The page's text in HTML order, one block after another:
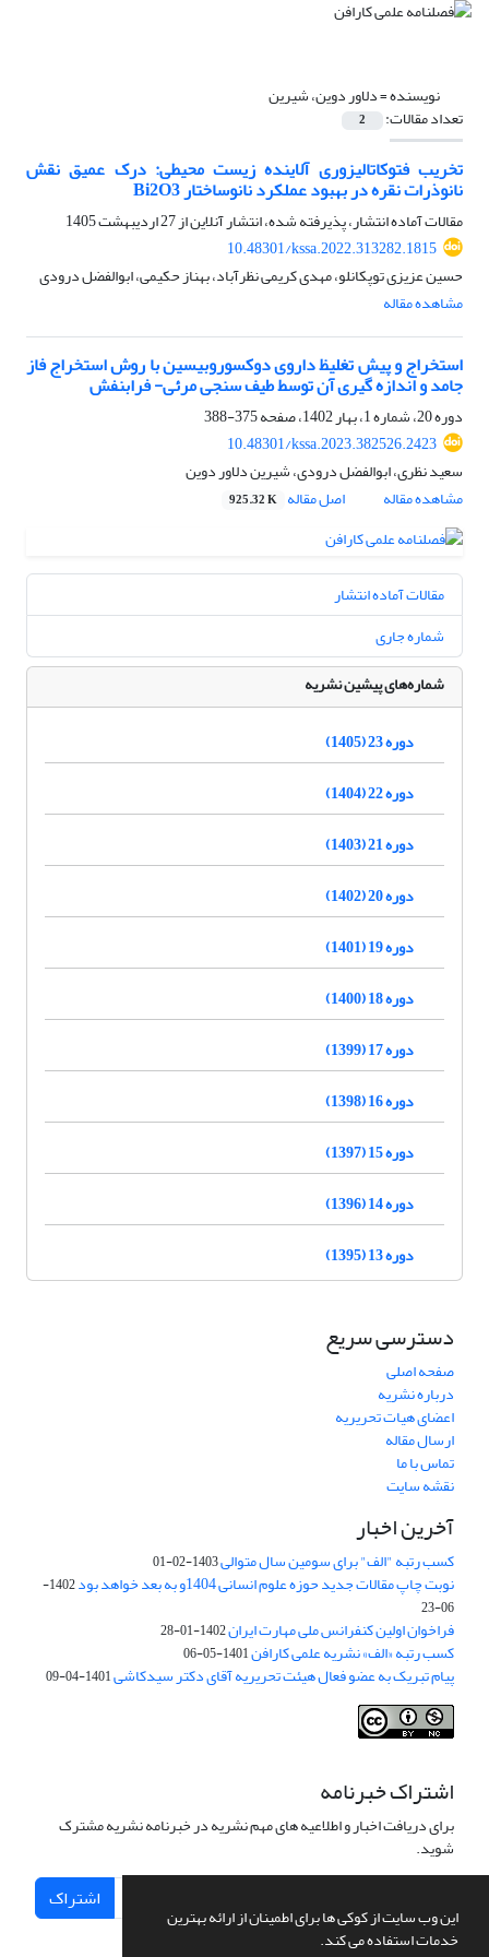
این وب سایت از کوکی ها برای اطمینان از ارائه بهترین
خدمات استفاده می کند.
نویسنده =دلاور دوین، شیرین
تعداد مقالات: 2
تخریب فتوکاتالیزوری آلاینده زیست محیطی: درک عمیق نقش
نانوذرات نقره در بهبود عملکرد نانوساختار Bi2O3
مقالات آماده انتشار، پذیرفته شده، انتشار آنلاین از27 اردیبهشت 1405
10.48301/kssa.2022.313282.1815
حسین عزیزی توپکانلو، مهدی کریمی نظرآباد، بهناز حکیمی، ابوالفضل درودی
مشاهده مقاله
استخراج و پیش تغلیظ داروی دوکسوروبیسین با روش استخراج فاز
جامد و اندازه گیری آن توسط طیف سنجی مرئی- فرابنفش
دوره 20، شماره 1، بهار 1402، صفحه
375-388
10.48301/kssa.2023.382526.2423
سعید نظری، ابوالفضل درودی، شیرین دلاور دوین
مشاهده مقاله
اصل مقاله 925.32 K
مقالات آماده انتشار
شماره جاری
شماره‌های پیشین نشریه
دوره 23 (1405)
دوره 22 (1404)
دوره 21 (1403)
دوره 20 (1402)
دوره 19 (1401)
دوره 18 (1400)
دوره 17 (1399)
دوره 16 (1398)
دوره 15 (1397)
دوره 14 (1396)
دوره 13 (1395)
دسترسی سریع
صفحه اصلی
درباره نشریه
اعضای هیات تحریریه
ارسال مقاله
تماس با ما
نقشه سایت
آخرین اخبار
کسب رتبه "الف" برای سومین سال متوالی1403-02-01
نوبت چاپ مقالات جدید حوزه علوم انسانی 1404و به بعد خواهد بود
1402-
06-23
فراخوان اولین کنفرانس ملی مهارت ایران1402-01-28
کسب رتبه «الف» نشریه علمی کارافن1401-05-06
پیام تبریک به عضو فعال هیئت تحریریه آقای دکتر سیدکاشی1401-04-09
اشتراک خبرنامه
برای دریافت اخبار و اطلاعیه های مهم نشریه در خبرنامه نشریه مشترک
شوید.
اشتراک